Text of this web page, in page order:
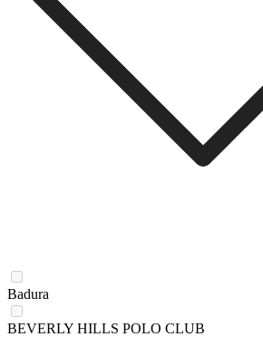
Badura
BEVERLY HILLS POLO CLUB